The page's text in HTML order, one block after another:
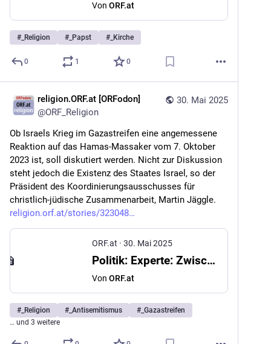
Von ORF.at
# _Religion # _Papst # _Kirche
0 1 0
30. Mai 2025
religion.ORF.at [ORFodon]
@ORF_Religion
Ob Israels Krieg im Gazastreifen eine angemessene
Reaktion auf das Hamas-Massaker vom 7. Oktober
2023 ist, soll diskutiert werden. Nicht zur Diskussion
steht jedoch die Existenz des Staates Israel, so der
Präsident des Koordinierungsausschusses für
christlich-jüdische Zusammenarbeit, Martin Jäggle.
religion.orf.at/stories/323048
ORF.at · 30. Mai 2025
Politik: Experte: Zwischen legitimer Kritik und Antisemitismus unterscheiden
Von ORF.at
# _Religion # _Antisemitismus # _Gazastreifen
… und 3 weitere